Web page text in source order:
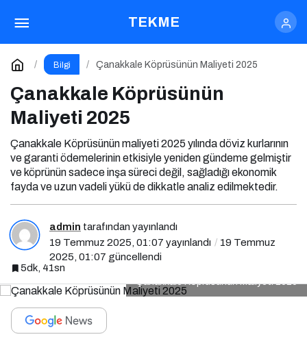
TEKME
Bilgi Çanakkale Köprüsünün Maliyeti 2025
Çanakkale Köprüsünün
Maliyeti 2025
Çanakkale Köprüsünün maliyeti 2025 yılında döviz kurlarının
ve garanti ödemelerinin etkisiyle yeniden gündeme gelmiştir
ve köprünün sadece inşa süreci değil, sağladığı ekonomik
fayda ve uzun vadeli yükü de dikkatle analiz edilmektedir.
admin tarafından yayınlandı
19 Temmuz 2025, 01:07 yayınlandı
19 Temmuz
2025, 01:07 güncellendi
5dk, 41sn
Çanakkale Köprüsünün Maliyeti 2025
Çanakkale Köprüsünün Maliyeti 2025
Yorum Yap